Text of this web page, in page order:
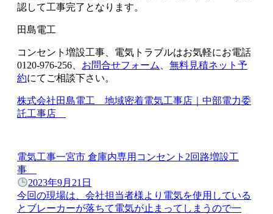
認して工事完了となります。
コンセント増設工事、電気トラブルはお気軽にお電話
0120-976-256、 お問合せフォーム
無料見積ネット予
約にてご相談下さい。
株式会社田島電工 地域密着電気工事店｜中部電力委
託工事店
電気工事一宮市 倉庫内専用コンセント2回路増設工
事
2023年9月21日
今回の現場は、会社担当者様より電気を使用している
とブレーカーが落ちて電気が止まってしまうので一